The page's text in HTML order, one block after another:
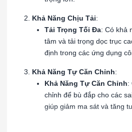
Khả Năng Chịu Tải:
Tải Trọng Tối Đa: Có khả
tâm và tải trọng dọc trục
định trong các ứng dụng
Khả Năng Tự Căn Chỉnh:
Khả Năng Tự Căn Chỉnh:
chỉnh để bù đắp cho các
giúp giảm ma sát và tăng